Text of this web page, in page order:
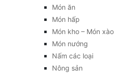
Món ăn
Món hấp
Món kho – Món xào
Món nướng
Nấm các loại
Nông sản